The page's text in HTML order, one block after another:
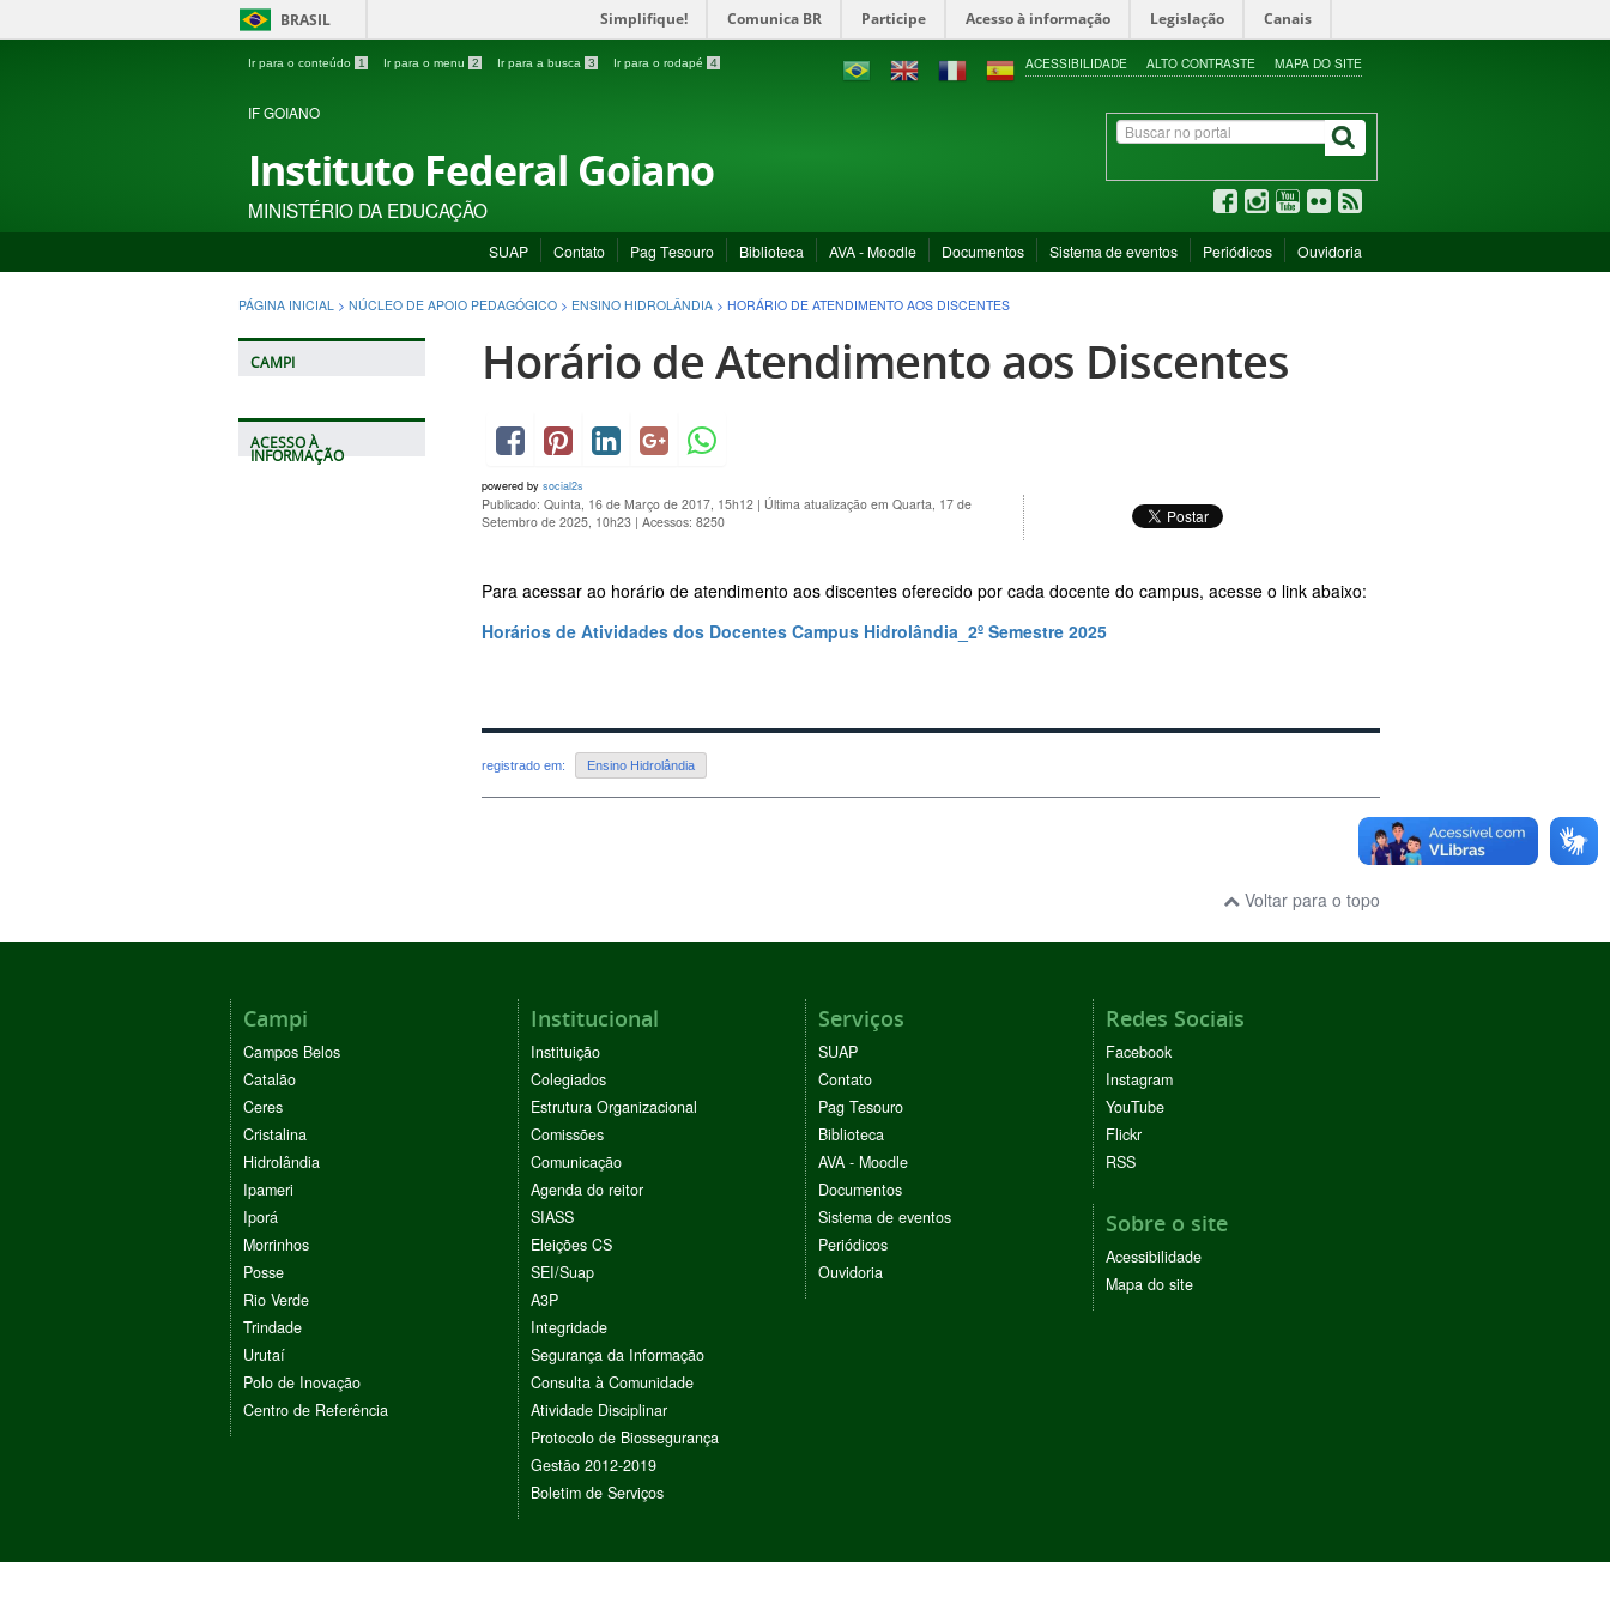
BRASIL Simplifique! Comunica BR Participe Acesso à informação Legislação Canais
Ir para o conteúdo 1 Ir para o menu 2 Ir para a busca 3 Ir para o rodapé 4 ACESSIBILIDADE ALTO CONTRASTE MAPA DO SITE
IF GOIANO
Instituto Federal Goiano
MINISTÉRIO DA EDUCAÇÃO
SUAP Contato Pag Tesouro Biblioteca AVA - Moodle Documentos Sistema de eventos Periódicos Ouvidoria
PÁGINA INICIAL > NÚCLEO DE APOIO PEDAGÓGICO > ENSINO HIDROLÂNDIA > HORÁRIO DE ATENDIMENTO AOS DISCENTES
CAMPI
ACESSO À
INFORMAÇÃO
Horário de Atendimento aos Discentes
powered by social2s
Publicado: Quinta, 16 de Março de 2017, 15h12 | Última atualização em Quarta, 17 de
Setembro de 2025, 10h23 | Acessos: 8250
Para acessar ao horário de atendimento aos discentes oferecido por cada docente do campus, acesse o link abaixo:
Horários de Atividades dos Docentes Campus Hidrolândia_2º Semestre 2025
registrado em: Ensino Hidrolândia
Voltar para o topo
Campi
Campos Belos
Catalão
Ceres
Cristalina
Hidrolândia
Ipameri
Iporá
Morrinhos
Posse
Rio Verde
Trindade
Urutaí
Polo de Inovação
Centro de Referência
Institucional
Instituição
Colegiados
Estrutura Organizacional
Comissões
Comunicação
Agenda do reitor
SIASS
Eleições CS
SEI/Suap
A3P
Integridade
Segurança da Informação
Consulta à Comunidade
Atividade Disciplinar
Protocolo de Biossegurança
Gestão 2012-2019
Boletim de Serviços
Serviços
SUAP
Contato
Pag Tesouro
Biblioteca
AVA - Moodle
Documentos
Sistema de eventos
Periódicos
Ouvidoria
Redes Sociais
Facebook
Instagram
YouTube
Flickr
RSS
Sobre o site
Acessibilidade
Mapa do site